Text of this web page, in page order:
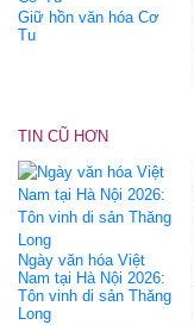
Giữ hồn văn hóa Cơ
Tu
TIN CŨ HƠN
Ngày văn hóa Việt
Nam tại Hà Nội 2026:
Tôn vinh di sản Thăng
Long